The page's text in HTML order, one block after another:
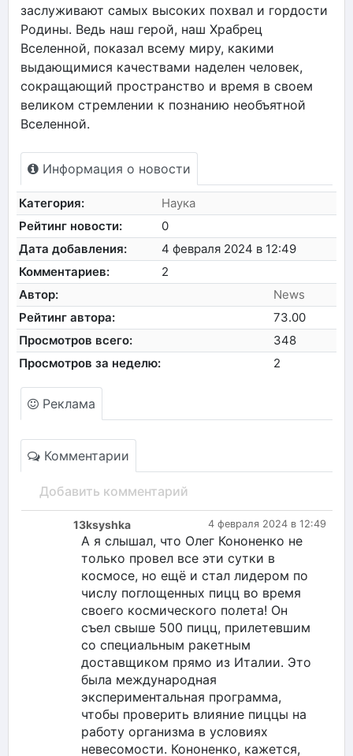
заслуживают самых высоких похвал и гордости
Родины. Ведь наш герой, наш Храбрец
Вселенной, показал всему миру, какими
выдающимися качествами наделен человек,
сокращающий пространство и время в своем
великом стремлении к познанию необъятной
Вселенной.
Информация о новости
Категория:
Наука
Рейтинг новости:
0
Дата добавления:
4 февраля 2024 в 12:49
Комментариев:
2
Автор:
News
Рейтинг автора:
73.00
Просмотров всего:
348
Просмотров за неделю:
2
Реклама
Комментарии
Добавить комментарий
4 февраля 2024 в 12:49
13ksyshka
А я слышал, что Олег Кононенко не
только провел все эти сутки в
космосе, но ещё и стал лидером по
числу поглощенных пицц во время
своего космического полета! Он
съел свыше 500 пицц, прилетевшим
со специальным ракетным
доставщиком прямо из Италии. Это
была международная
экспериментальная программа,
чтобы проверить влияние пиццы на
работу организма в условиях
невесомости. Кононенко, кажется,